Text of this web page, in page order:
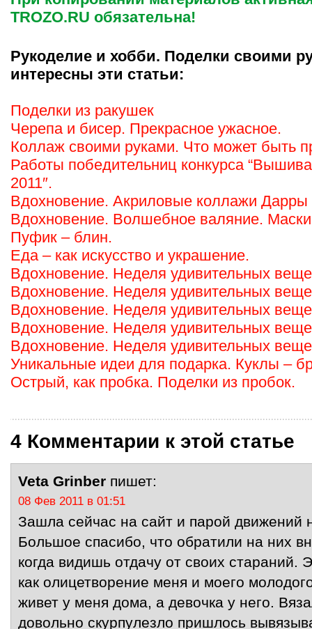
TROZO.RU обязательна!
Рукоделие и хобби. Поделки своими
интересны эти статьи:
Поделки из ракушек
Черепа и бисер. Прекрасное ужасное.
Коллаж своими руками. Что может быть
Работы победительниц конкурса
2011″.
Вдохновение. Акриловые коллажи Дарры
Вдохновение. Волшебное валяние.
Пуфик – блин.
Еда – как искусство и украшение.
Вдохновение. Неделя удивительных
Вдохновение. Неделя удивительных
Вдохновение. Неделя удивительных
Вдохновение. Неделя удивительных
Вдохновение. Неделя удивительных
Уникальные идеи для подарка. Куклы –
Острый, как пробка. Поделки из пробок.
4 Комментарии к этой статье
Veta Grinber пишет:
08 Фев 2011 в 01:51
Зашла сейчас на сайт и парой движений
Большое спасибо, что обратили на них
когда видишь отдачу от своих
как олицетворение меня и моего
живет у меня дома, а девочка у него.
довольно скурпулезло пришлось